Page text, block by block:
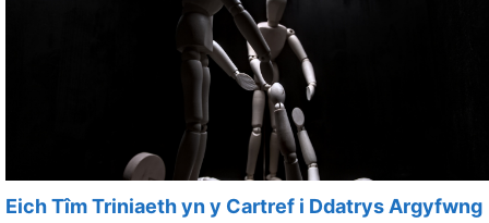
Eich Tîm Triniaeth yn y Cartref i Ddatrys Argyfwng